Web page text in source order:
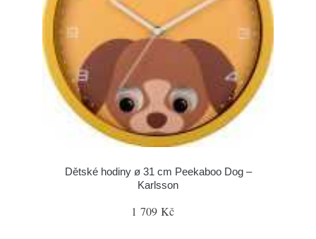
Dětské hodiny ø 31 cm Peekaboo Dog –
Karlsson
1 709 Kč